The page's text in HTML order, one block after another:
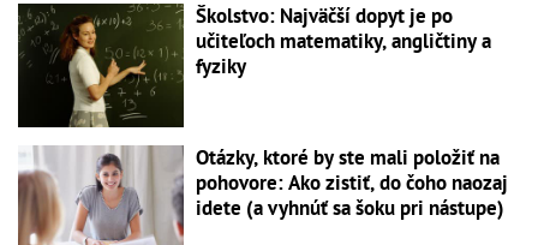
Školstvo: Najväčší dopyt je po
učiteľoch matematiky, angličtiny a
fyziky
Otázky, ktoré by ste mali položiť na
pohovore: Ako zistiť, do čoho naozaj
idete (a vyhnúť sa šoku pri nástupe)